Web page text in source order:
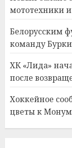
мототехники
Белорусским
команду
ХК «Лида»
после
Хоккейное
цветы к